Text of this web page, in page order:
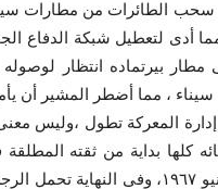
أدى لتعطيل شبكة الدفاع
بيرتماده انتظار لوصوله
، مما أضطر المشير أن
المعركة تطول ،وليس
كلها بداية من ثقته
العسكرية وتنحية المشير بعد يوم ٥